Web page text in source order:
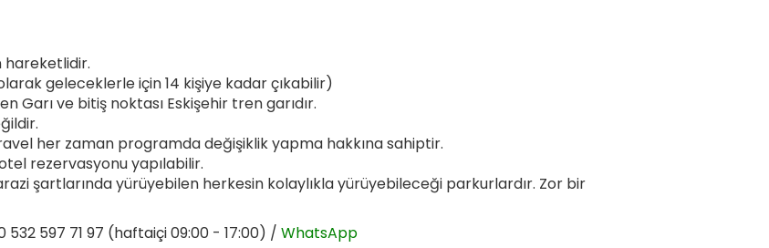
hareketlidir.
olarak geleceklerle için 14 kişiye kadar çıkabilir)
Garı ve bitiş noktası Eskişehir tren garıdır.
her zaman programda değişiklik yapma hakkına sahiptir.
rezervasyonu yapılabilir.
şartlarında yürüyebilen herkesin kolaylıkla yürüyebileceği parkurlardır. Zor bir
532 597 71 97 (haftaiçi 09:00 - 17:00) / WhatsApp